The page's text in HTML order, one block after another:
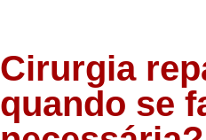
Cirurgia
quando se